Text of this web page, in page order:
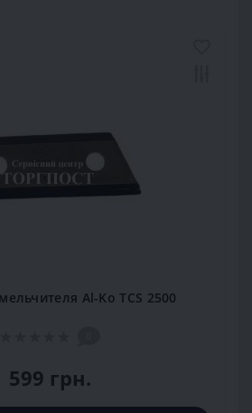
Al-Ko TCS 2500
599 грн.